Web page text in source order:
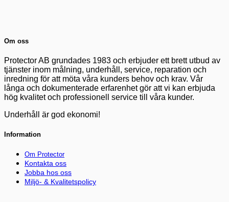
Om oss
Protector AB grundades 1983 och erbjuder ett brett utbud av
tjänster inom målning, underhåll, service, reparation och
inredning för att möta våra kunders behov och krav. Vår
långa och dokumenterade erfarenhet gör att vi kan erbjuda
hög kvalitet och professionell service till våra kunder.
Underhåll är god ekonomi!
Information
Om Protector
Kontakta oss
Jobba hos oss
Miljö- & Kvalitetspolicy